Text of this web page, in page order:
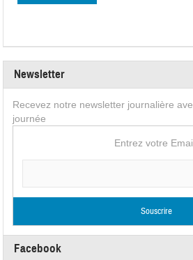
Newsletter
Recevez notre newsletter journalière
journée
Entrez votre
Facebook